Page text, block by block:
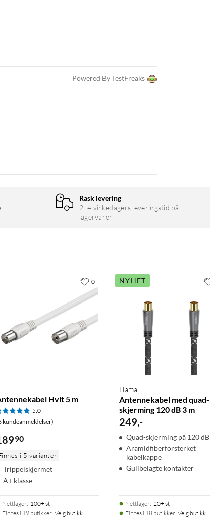
Powered By TestFreaks
Rask levering
2–4 virkedagers leveringstid på
lagervarer
Hvit 5 m
5.0
kundeanmeldelser)
90
i 5 varianter
Trippelskjermet
A+ klasse
Nettlager: 100+ st
Finnes i 19 butikker. Velg butikk
0 NYHET
Hama
Antennekabel med quad-
skjerming 120 dB 3 m
249,-
Quad-skjerming på 120 dB
Aramidfiberforsterket
kabelkappe
Gullbelagte kontakter
Nettlager: 20+ st
Finnes i 18 butikker. Velg butikk